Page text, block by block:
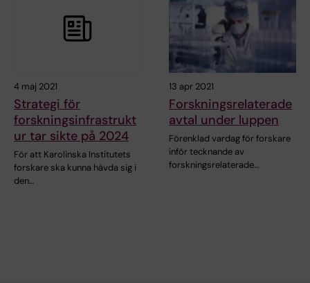
4 maj 2021
Strategi för
forskningsinfrastrukt
ur tar sikte på 2024
För att Karolinska Institutets
forskare ska kunna hävda sig i
den…
13 apr 2021
Forskningsrelaterade
avtal under luppen
Förenklad vardag för forskare
inför tecknande av
forskningsrelaterade…